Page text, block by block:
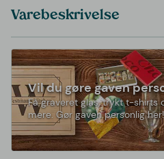
Varebeskrivelse
Vil du gøre gaven
Få graveret glas, trykt t-shirts
mere. Gør gaven personlig her!